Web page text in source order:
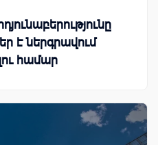
է ներգրավում
համար